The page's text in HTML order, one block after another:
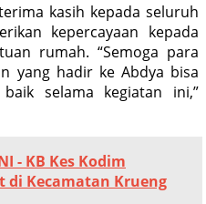
kasih kepada seluruh
kepercayaan kepada
rumah. “Semoga para
yang hadir ke Abdya bisa
selama kegiatan ini,”
- KB Kes Kodim
di Kecamatan Krueng